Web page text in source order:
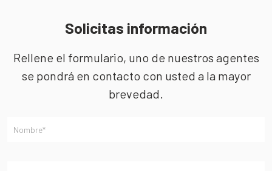
Solicitas información
Rellene el formulario, uno de nuestros agentes
se pondrá en contacto con usted a la mayor
brevedad.